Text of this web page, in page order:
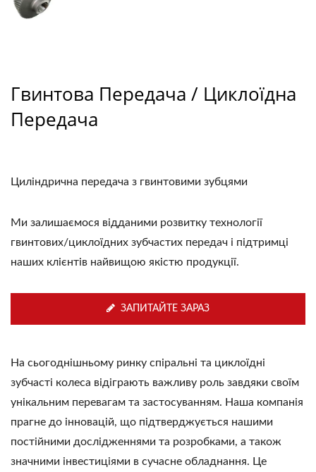
Гвинтова Передача / Циклоїдна
Передача
Циліндрична передача з гвинтовими зубцями
Ми залишаємося відданими розвитку технології
гвинтових/циклоїдних зубчастих передач і підтримці
наших клієнтів найвищою якістю продукції.
ЗАПИТАЙТЕ ЗАРАЗ
На сьогоднішньому ринку спіральні та циклоїдні
зубчасті колеса відіграють важливу роль завдяки своїм
унікальним перевагам та застосуванням. Наша компанія
прагне до інновацій, що підтверджується нашими
постійними дослідженнями та розробками, а також
значними інвестиціями в сучасне обладнання. Це